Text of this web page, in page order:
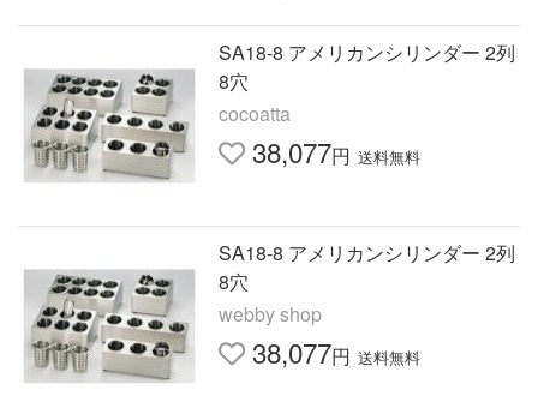
SA18-8 アメリカンシリンダー 2列
8穴
cocoatta
38,077円 送料無料
SA18-8 アメリカンシリンダー 2列
8穴
webby shop
38,077円 送料無料